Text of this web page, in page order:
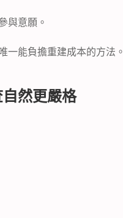
與意願。
一能負擔重建成本的方法。
然更嚴格